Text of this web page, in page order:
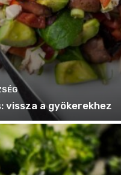
vissza a gyökerekhez